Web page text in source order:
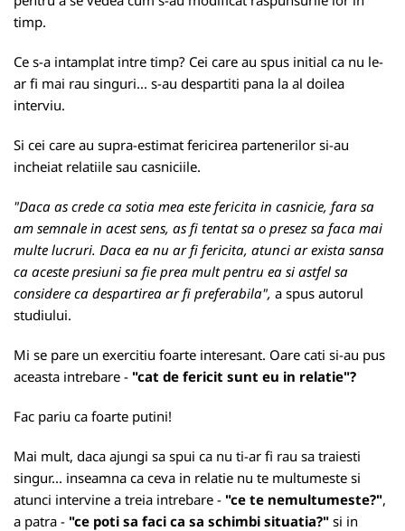
timp.
Ce s-a intamplat intre timp? Cei care au spus initial ca nu le-
ar fi mai rau singuri... s-au despartiti pana la al doilea
interviu.
Si cei care au supra-estimat fericirea partenerilor si-au
incheiat relatiile sau casniciile.
"Daca as crede ca sotia mea este fericita in casnicie, fara sa
am semnale in acest sens, as fi tentat sa o presez sa faca mai
multe lucruri. Daca ea nu ar fi fericita, atunci ar exista sansa
ca aceste presiuni sa fie prea mult pentru ea si astfel sa
considere ca despartirea ar fi preferabila", a spus autorul
studiului.
Mi se pare un exercitiu foarte interesant. Oare cati si-au pus
aceasta intrebare - "cat de fericit sunt eu in relatie"?
Fac pariu ca foarte putini!
Mai mult, daca ajungi sa spui ca nu ti-ar fi rau sa traiesti
singur... inseamna ca ceva in relatie nu te multumeste si
atunci intervine a treia intrebare - "ce te nemultumeste?",
a patra - "ce poti sa faci ca sa schimbi situatia?" si in